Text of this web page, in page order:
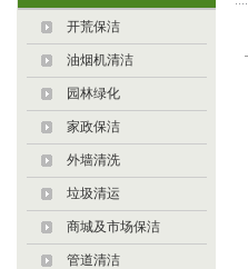
开荒保洁
油烟机清洁
园林绿化
家政保洁
外墙清洗
垃圾清运
商城及市场保洁
管道清洁